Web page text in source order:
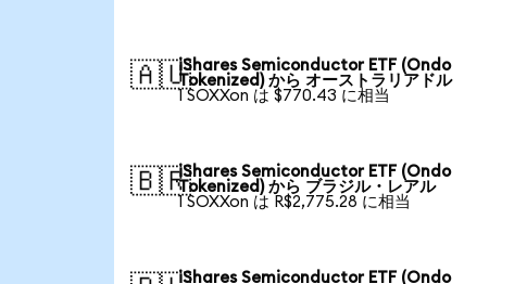
🇦🇺iShares Semiconductor ETF (Ondo
Tokenized) から オーストラリアドル
1 SOXXon は $770.43 に相当
🇧🇷iShares Semiconductor ETF (Ondo
Tokenized) から ブラジル・レアル
1 SOXXon は R$2,775.28 に相当
iShares Semiconductor ETF (Ondo